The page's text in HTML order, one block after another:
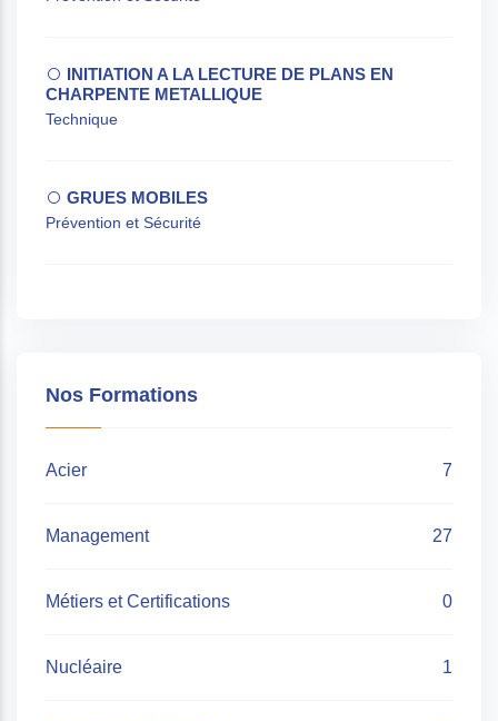
INITIATION A LA LECTURE DE PLANS EN
CHARPENTE METALLIQUE
Technique
GRUES MOBILES
Prévention et Sécurité
Nos Formations
Acier 7
Management 27
Métiers et Certifications 0
Nucléaire 1